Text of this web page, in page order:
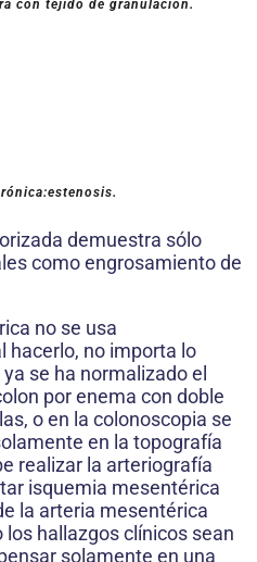
con tejido de granulación.
demuestra sólo
como engrosamiento de
no se usa
hacerlo, no importa lo
se ha normalizado el
por enema con doble
o en la colonoscopia se
en la topografía
realizar la arteriografía
isquemia mesentérica
la arteria mesentérica
hallazgos clínicos sean
solamente en una